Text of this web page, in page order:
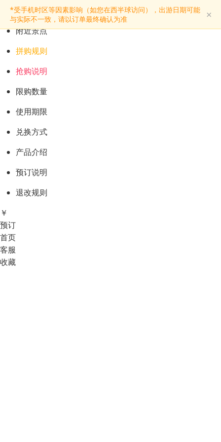
*受手机时区等因素影响（如您在西半球访问），出游日期可能
与实际不一致，请以订单最终确认为准
×
预订购票
景点介绍
附近景点
拼购规则
抢购说明
限购数量
使用期限
兑换方式
产品介绍
预订说明
退改规则
￥
预订
首页
客服
收藏